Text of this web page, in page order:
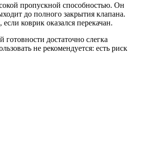
пропускной способностью. Он
до полного закрытия клапана.
коврик оказался перекачан.
достаточно слегка
не рекомендуется: есть риск